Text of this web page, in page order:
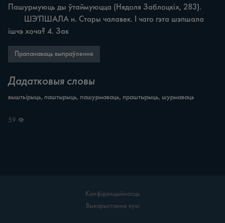
Пашурмуюць ды ўтаймуюцца (Нядоля Заблоцкіх, 283).
ішчэ хоча? 4. Зак
Прапанаваць выпраўленне
Дадатковыя словы
выштьірыць, паштырыць, пашурмаваць, праштырыць, шурмаваць
59 👁
Канфідэнцыйнасць
Выкарыстанне кукі